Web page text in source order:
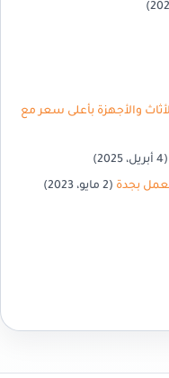
والأجهزة بأعلى سعر مع
(4 أبريل، 2025)
بجدة (2 مايو، 2023)